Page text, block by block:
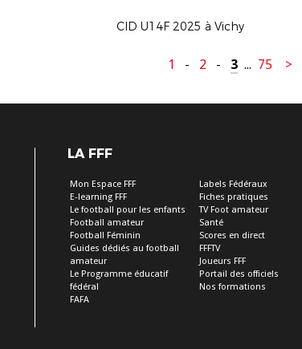
CID U14F 2025 à Vichy
1 - 2 - 3 ... 75 >
LA FFF
Mon Espace FFF
E-learning FFF
Le football pour les enfants
Football amateur
Football Féminin
Guides dédiés au football
amateur
Le Programme éducatif
fédéral
FAFA
Labels Fédéraux
Fiches pratiques
TV Foot amateur
Santé
Scores en direct
FFFTV
Joueurs FFF
Portail des officiels
Nos formations